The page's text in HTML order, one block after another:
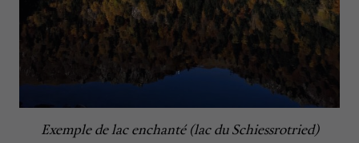
Exemple de lac enchanté (lac du Schiessrotried)